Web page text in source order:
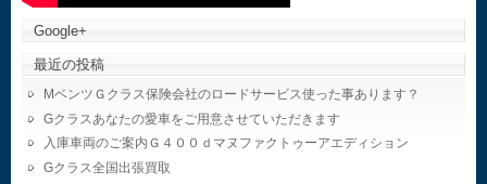
Google+
最近の投稿
MベンツＧクラス保険会社のロードサービス使った事あります？
Gクラスあなたの愛車をご用意させていただきます
入庫車両のご案内Ｇ４００ｄマヌファクトゥーアエディション
Gクラス全国出張買取